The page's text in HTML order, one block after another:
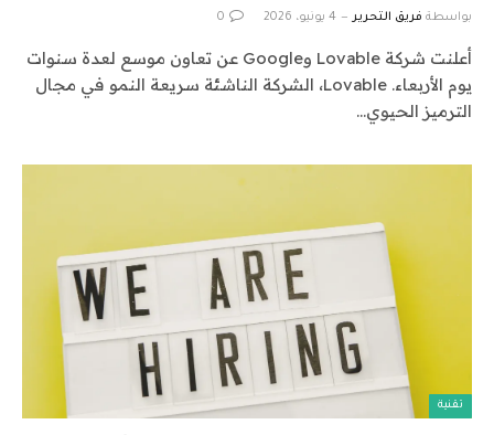
بواسطة فريق التحرير 4 يونيو، 2026 0
أعلنت شركة Lovable وGoogle عن تعاون موسع لعدة سنوات
يوم الأربعاء. Lovable، الشركة الناشئة سريعة النمو في مجال
الترميز الحيوي…
تقنية